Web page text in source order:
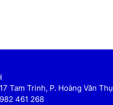
Tam Trinh, P. Hoàng Văn
461 268